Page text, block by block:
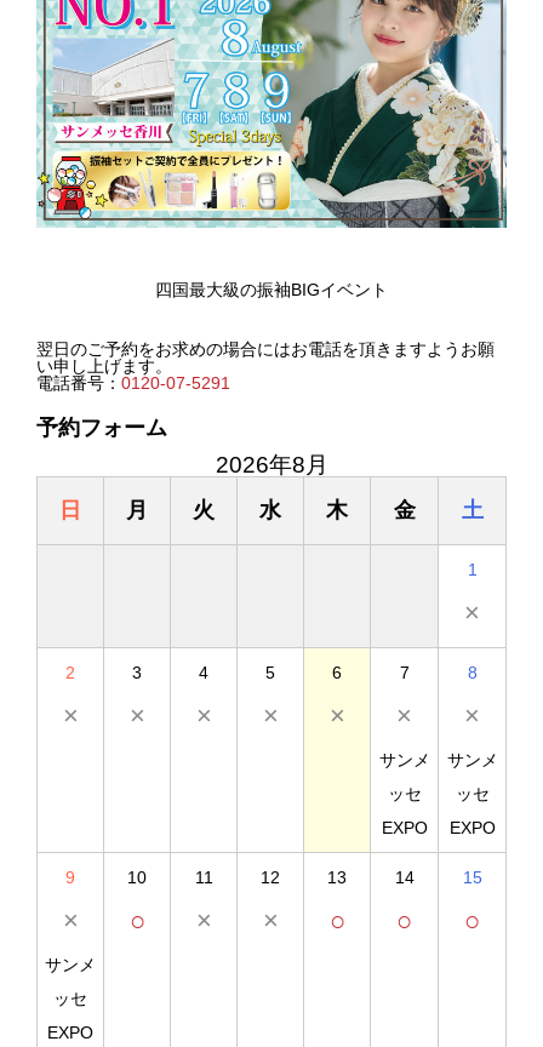
四国最大級の振袖BIGイベント
翌日のご予約をお求めの場合にはお電話を頂きますようお願
い申し上げます。
電話番号： 0120-07-5291
予約フォーム
2026年8月
日 月 火 水 木 金 土
1
×
2
×
3
×
4
×
5
×
6
×
7
×
サンメ
ッセ
EXPO
8
×
サンメ
ッセ
EXPO
9
×
サンメ
ッセ
EXPO
10
○
11
×
12
×
13
○
14
○
15
○